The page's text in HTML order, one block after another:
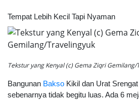
Tempat Lebih Kecil Tapi Nyaman
Tekstur yang Kenyal (c) Gema Ziqri
Bangunan Bakso Kikil dan Urat
sebenarnya tidak begitu luas. Ada 6